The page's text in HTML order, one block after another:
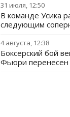
31 июля, 12:50
В команде Усика
следующим
4 августа, 12:38
Боксерский бой
Фьюри